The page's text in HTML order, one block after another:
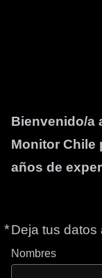
Bienvenido/a
Monitor Chile
años de
*Deja tus datos
Obligatorio
Nombres